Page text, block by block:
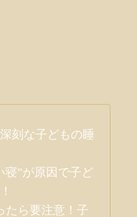
刻な子どもの睡
寝”が原因で子ど
たら要注意！子